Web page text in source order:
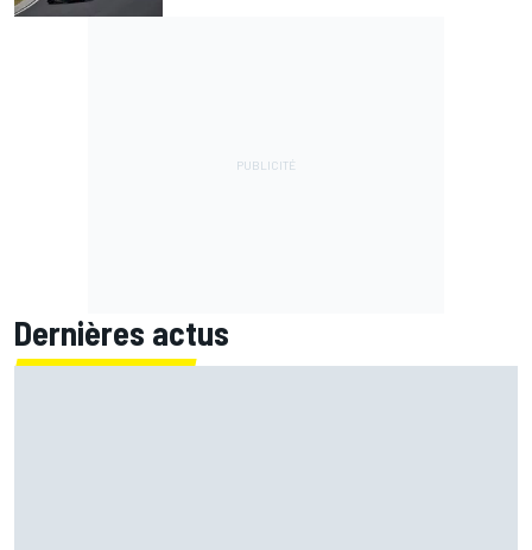
Dernières actus